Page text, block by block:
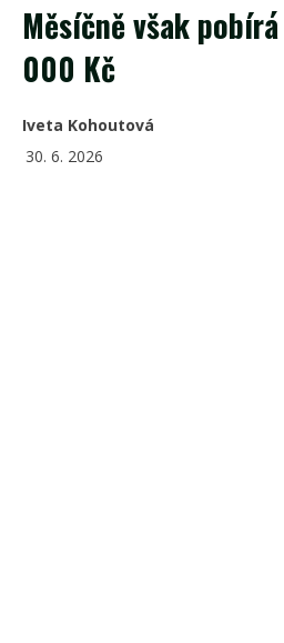
Měsíčně však
000 Kč
Iveta Kohoutová
30. 6. 2026